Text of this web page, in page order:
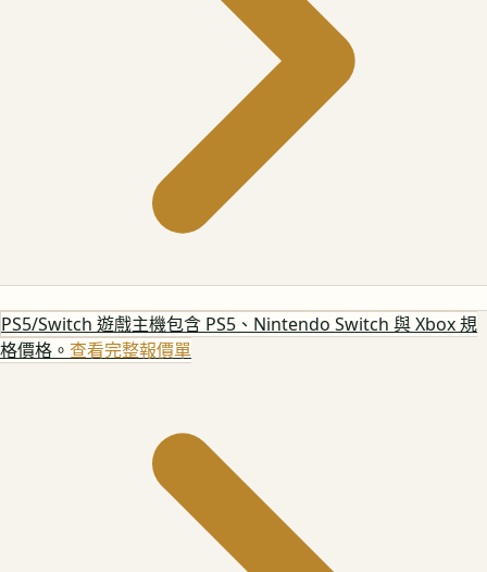
PS5/Switch 遊戲主機包含 PS5、Nintendo Switch 與 Xbox 規
格價格。 查看完整報價單